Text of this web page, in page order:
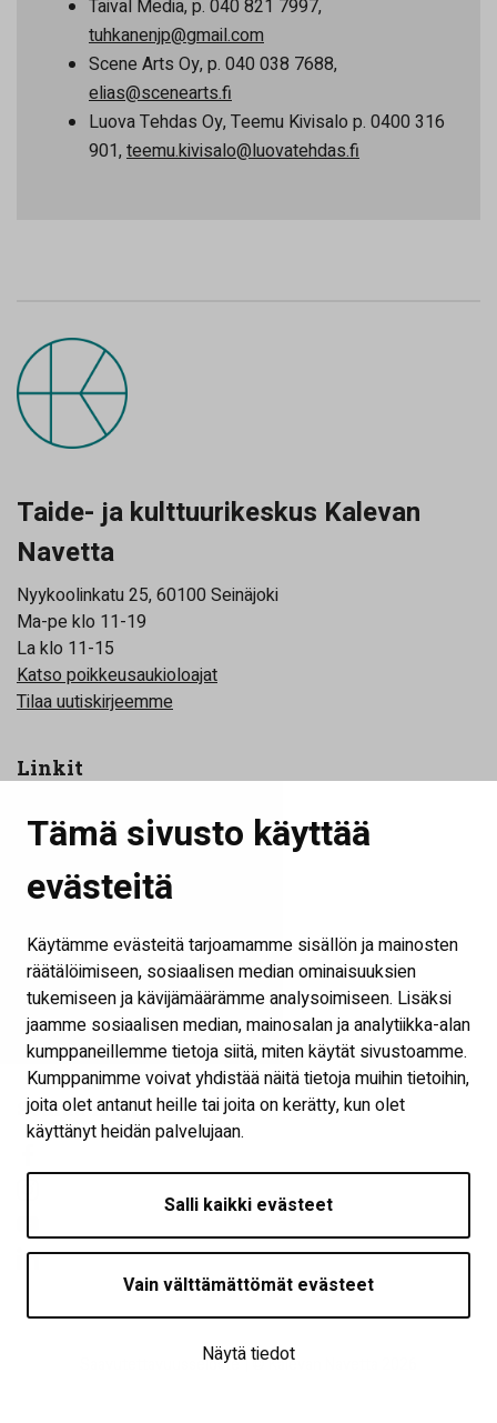
Tämä sivusto käyttää
evästeitä
Käytämme evästeitä tarjoamamme sisällön ja mainosten
räätälöimiseen, sosiaalisen median ominaisuuksien
tukemiseen ja kävijämäärämme analysoimiseen. Lisäksi
jaamme sosiaalisen median, mainosalan ja analytiikka-alan
kumppaneillemme tietoja siitä, miten käytät sivustoamme.
Kumppanimme voivat yhdistää näitä tietoja muihin tietoihin,
joita olet antanut heille tai joita on kerätty, kun olet
käyttänyt heidän palvelujaan.
Salli kaikki evästeet
Vain välttämättömät evästeet
Näytä tiedot
Taival Media, p. 040 821 7997,
tuhkanenjp@gmail.com
Scene Arts Oy, p. 040 038 7688,
elias@scenearts.fi
Luova Tehdas Oy, Teemu Kivisalo p. 0400 316
901, teemu.kivisalo@luovatehdas.fi
Taide- ja kulttuurikeskus Kalevan
Navetta
Nyykoolinkatu 25, 60100 Seinäjoki
Ma-pe klo 11-19
La klo 11-15
Katso poikkeusaukioloajat
Tilaa uutiskirjeemme
Linkit
Yhteystiedot
Tilat
Tapahtumat
Kokouspaketit
Palaute
Näytä evästeasetukset
Seuraa meitä
Saavutettavuusseloste | © Kalevan Navetta 2026